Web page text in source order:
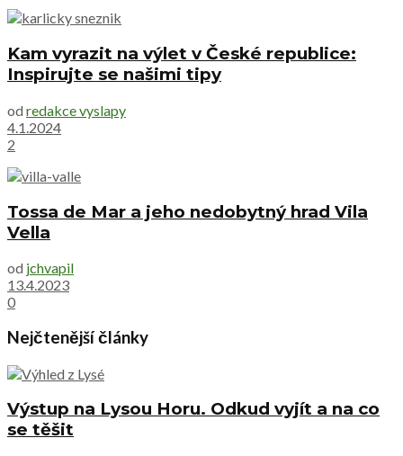
Kam vyrazit na výlet v České republice:
Inspirujte se našimi tipy
od redakce vyslapy
4.1.2024
2
Tossa de Mar a jeho nedobytný hrad Vila
Vella
od jchvapil
13.4.2023
0
Nejčtenější články
Výstup na Lysou Horu. Odkud vyjít a na co
se těšit